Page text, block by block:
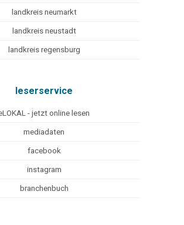
landkreis neumarkt
landkreis neustadt
landkreis regensburg
leserservice
- jetzt online lesen
mediadaten
facebook
instagram
branchenbuch